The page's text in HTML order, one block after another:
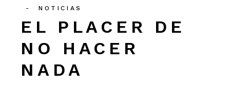
NOTICIAS
EL PLACER DE
NO HACER
NADA